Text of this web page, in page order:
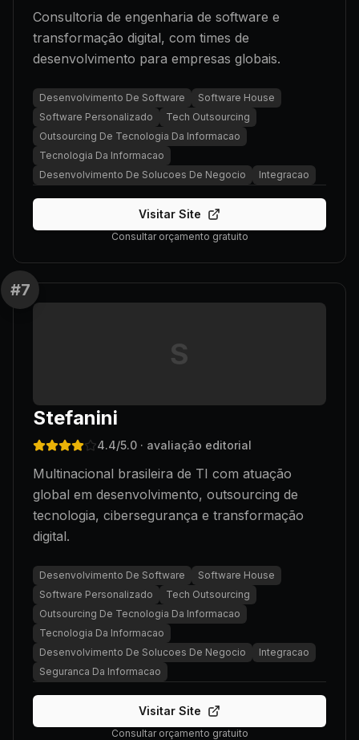
Consultoria de engenharia de software e
transformação digital, com times de
desenvolvimento para empresas globais.
Desenvolvimento De Software
Software House
Software Personalizado
Tech Outsourcing
Outsourcing De Tecnologia Da Informacao
Tecnologia Da Informacao
Desenvolvimento De Solucoes De Negocio
Integracao
Visitar Site
Consultar orçamento gratuito
#7
S
Stefanini
4.4/5.0 · avaliação editorial
Multinacional brasileira de TI com atuação
global em desenvolvimento, outsourcing de
tecnologia, cibersegurança e transformação
digital.
Desenvolvimento De Software
Software House
Software Personalizado
Tech Outsourcing
Outsourcing De Tecnologia Da Informacao
Tecnologia Da Informacao
Desenvolvimento De Solucoes De Negocio
Integracao
Seguranca Da Informacao
Visitar Site
Consultar orçamento gratuito